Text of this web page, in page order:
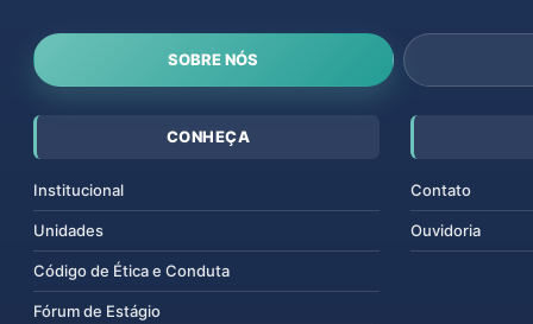
SOBRE NÓS
CONHEÇA
Institucional
Unidades
Código de Ética e Conduta
Fórum de Estágio
Contato
Ouvidoria